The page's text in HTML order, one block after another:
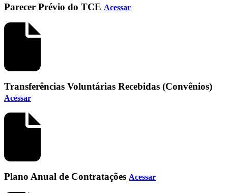
Parecer Prévio do TCE Acessar
Transferências Voluntárias Recebidas (Convênios)
Acessar
Plano Anual de Contratações Acessar